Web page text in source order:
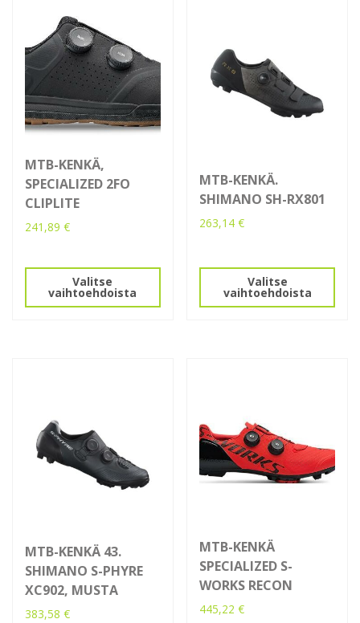
MTB-KENKÄ,
SPECIALIZED 2FO
CLIPLITE
241,89 €
Valitse
vaihtoehdoista
tuotteella
useampi
sivulla.
MTB-KENKÄ.
SHIMANO SH-RX801
263,14€
Valitse
vaihtoehdoista
tuotteella
useampi
sivulla.
MTB-KENKÄ 43.
SHIMANO S-PHYRE
XC902, MUSTA
383,58 €
MTB-KENKÄ
SPECIALIZED S-
WORKS RECON
445,22€